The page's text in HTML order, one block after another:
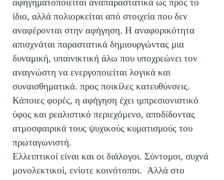
ίδιο, αλλά πολιορκείται από στοιχεία που δεν
αναφέρονται στην αφήγηση. Η αναφορικότητα
απισχνάται παραστατικά δημιουργώντας μια
δυναμική, υπαινικτική άλω που υποχρεώνει τον
αναγνώστη να ενεργοποιείται λογικά και
συναισθηματικά. προς ποικίλες κατευθύνσεις.
Κάποιες φορές, η αφήγηση έχει ιμπρεσιονιστικό
ύφος και ρεαλιστικό περιεχόμενο, αποδίδοντας
ατμοσφαιρικά τους ψυχικούς κυματισμούς του
πρωταγωνιστή.
Ελλειπτικοί είναι και οι διάλογοι. Σύντομοι, συχνά
μονολεκτικοί, ενίοτε κοινότοποι. Αλλά στο